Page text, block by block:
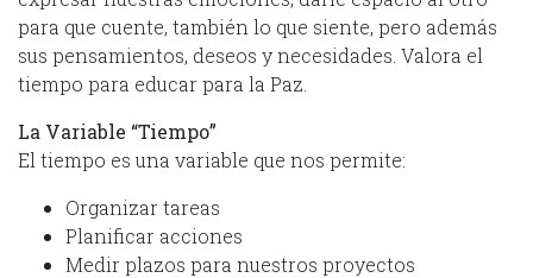
para que cuente, también lo que siente, pero además
sus pensamientos, deseos y necesidades. Valora el
tiempo para educar para la Paz.
La Variable “Tiempo”
El tiempo es una variable que nos permite:
Organizar tareas
Planificar acciones
Medir plazos para nuestros proyectos